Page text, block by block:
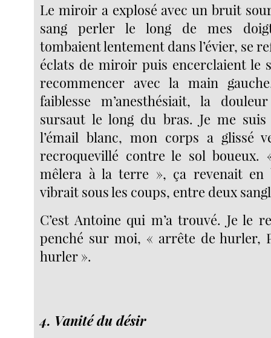
Le miroir a explosé avec un bruit
sang perler le long de mes
tombaient lentement dans l’évier, se
éclats de miroir puis encerclaient le
recommencer avec la main
faiblesse m’anesthésiait, la
sursaut le long du bras. Je me
l’émail blanc, mon corps a glissé
recroquevillé contre le sol
mêlera à la terre », ça revenait en
vibrait sous les coups, entre deux
C’est Antoine qui m’a trouvé. Je le
penché sur moi, « arrête de hurler,
hurler ».
4. Vanité du désir